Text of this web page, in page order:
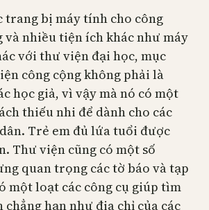
trang bị máy tính cho công
và nhiều tiện ích khác như máy
với thư viện đại học, mục
công cộng không phải là
học giả, vì vậy mà nó có một
thiếu nhi để dành cho các
Trẻ em đủ lứa tuổi được
Thư viện cũng có một số
quan trọng các tờ báo và tạp
một loạt các công cụ giúp tìm
hạn như địa chỉ của các